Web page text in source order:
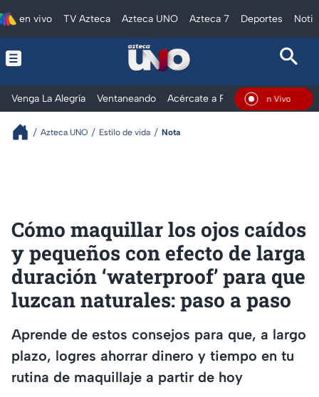
en vivo TV Azteca Azteca UNO Azteca 7 Deportes
Venga La Alegría Ventaneando Acércate a Rocío Al Extremo
En Vivo
Azteca UNO Estilo de vida Nota
Cómo maquillar los ojos caídos
y pequeños con efecto de larga
duración ‘waterproof’ para que
luzcan naturales: paso a paso
Aprende de estos consejos para que, a largo
plazo, logres ahorrar dinero y tiempo en tu
rutina de maquillaje a partir de hoy